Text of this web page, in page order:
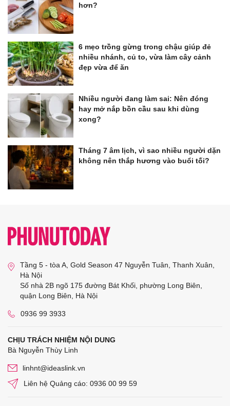
hơn?
6 mẹo trồng gừng trong chậu giúp đẻ
nhiều nhánh, củ to, vừa làm cây cảnh
đẹp vừa để ăn
Nhiều người đang làm sai: Nên đóng
hay mở nắp bồn cầu sau khi dùng
xong?
Tháng 7 âm lịch, vì sao nhiều người dặn
không nên thắp hương vào buổi tối?
Tầng 5 - tòa A, Gold Season 47 Nguyễn Tuân, Thanh Xuân,
Hà Nội
Số nhà 2B ngõ 175 đường Bát Khối, phường Long Biên,
quận Long Biên, Hà Nội
0936 99 3933
CHỊU TRÁCH NHIỆM NỘI DUNG
Bà Nguyễn Thùy Linh
linhnt@ideaslink.vn
Liên hệ Quảng cáo: 0936 00 99 59